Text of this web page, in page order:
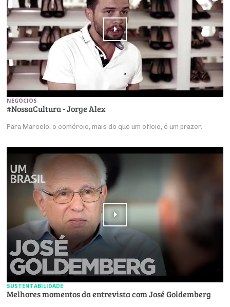
NEGÓCIOS
#NossaCultura - Jorge Alex
Para Marcelo, o comércio, mais do que um ofício, é um prazer.
SUSTENTABILIDADE
Melhores momentos da entrevista com José Goldemberg